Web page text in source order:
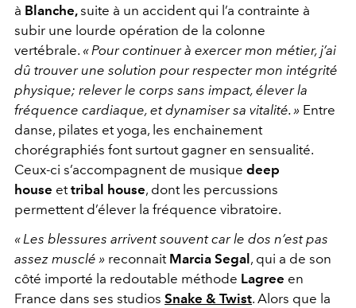
à Blanche, suite à un accident qui l’a contrainte à
subir une lourde opération de la colonne
vertébrale. « Pour continuer à exercer mon métier, j’ai
dû trouver une solution pour respecter mon intégrité
physique; relever le corps sans impact, élever la
fréquence cardiaque, et dynamiser sa vitalité. » Entre
danse, pilates et yoga, les enchainement
chorégraphiés font surtout gagner en sensualité.
Ceux-ci s’accompagnent de musique deep
house et tribal house, dont les percussions
permettent d’élever la fréquence vibratoire.
« Les blessures arrivent souvent car le dos n’est pas
assez musclé » reconnait Marcia Segal , qui a de son
côté importé la redoutable méthode Lagree en
France dans ses studios Snake & Twist. Alors que la